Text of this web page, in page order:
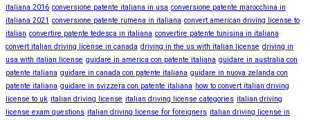
italiana 2016 conversione patente italiana in usa conversione patente marocchina in
italiana 2021 conversione patente rumena in italiana convert american driving license to
italian convertire patente tedesca in italiana convertire patente tunisina in italiana
convert italian driving license in canada driving in the us with italian license driving in
usa with italian license guidare in america con patente italiana guidare in australia con
patente italiana guidare in canada con patente italiana guidare in nuova zelanda con
patente italiana guidare in svizzera con patente italiana how to convert italian driving
license to uk italian driving license italian driving license categories italian driving
license exam questions italian driving license for foreigners italian driving license in